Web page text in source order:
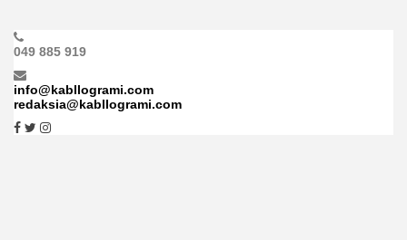
049 885 919
info@kabllogrami.com
redaksia@kabllogrami.com